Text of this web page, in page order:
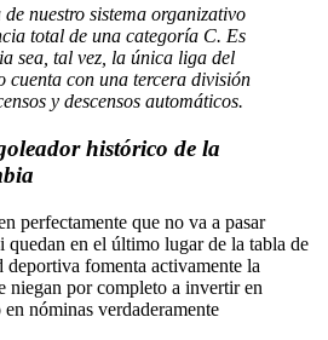
nuestro sistema organizativo
total de una categoría C. Es
sea, tal vez, la única liga del
cuenta con una tercera división
y descensos automáticos.
histórico de la
perfectamente que no va a pasar
quedan en el último lugar de la tabla de
fomenta activamente la
niegan por completo a invertir en
nóminas verdaderamente